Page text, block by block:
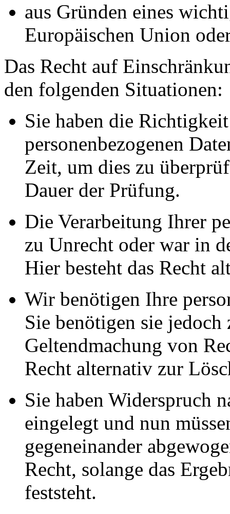
aus Gründen eines
Europäischen Union
Das Recht auf
den folgenden Situationen:
Sie haben die
personenbezogenen
Zeit, um dies zu
Dauer der Prüfung.
Die Verarbeitung Ihrer
zu Unrecht oder war in
Hier besteht das Recht
Wir benötigen Ihre
Sie benötigen sie
Geltendmachung von
Recht alternativ zur
Sie haben Widerspruch
eingelegt und nun
gegeneinander
Recht, solange das
feststeht.